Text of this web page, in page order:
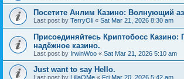
Посетите Анлим Казино: Волнующий
Last post by TerryOli « Sat Mar 21, 2026 8:30 am
Присоединяйтесь Криптобосс
надёжное казино.
Last post by IrwinWoo « Sat Mar 21, 2026 5:10 am
Just want to say Hello.
Last post by LillaOMe « Fri Mar 20, 2026 5:42 am